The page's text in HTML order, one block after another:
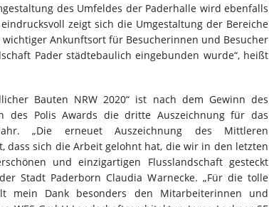
des Umfeldes der Paderhalle wird ebenfalls
zeigt sich die Umgestaltung der Bereiche
Ankunftsort für Besucherinnen und Besucher
Pader städtebaulich eingebunden wurde“, heißt
Bauten NRW 2020“ ist nach dem Gewinn des
des Polis Awards die dritte Auszeichnung für das
„Die erneuet Auszeichnung des Mittleren
dass sich die Arbeit gelohnt hat, die wir in den letzten
und einzigartigen Flusslandschaft gesteckt
Stadt Paderborn Claudia Warnecke. „Für die tolle
mein Dank besonders den Mitarbeiterinnen und